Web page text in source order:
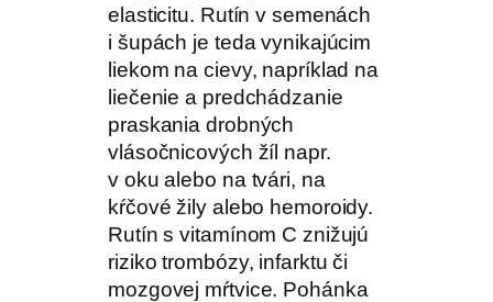
elasticitu. Rutín v semenách
i šupách je teda vynikajúcim
liekom na cievy, napríklad na
liečenie a predchádzanie
praskania drobných
vlásočnicových žíl napr.
v oku alebo na tvári, na
kŕčové žily alebo hemoroidy.
Rutín s vitamínom C znižujú
riziko trombózy, infarktu či
mozgovej mŕtvice. Pohánka